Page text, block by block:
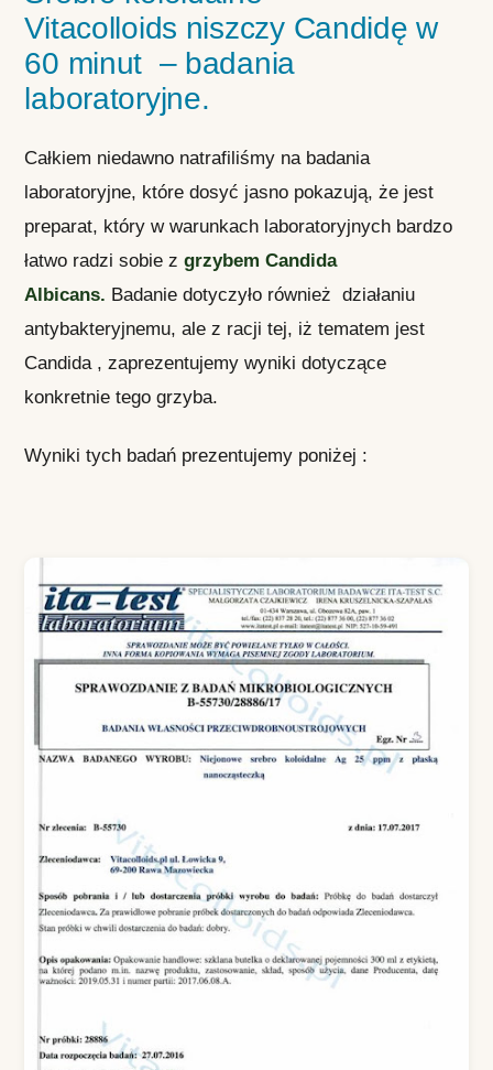
Vitacolloids niszczy Candidę w
60 minut – badania
laboratoryjne.
Całkiem niedawno natrafiliśmy na badania
laboratoryjne, które dosyć jasno pokazują, że jest
preparat, który w warunkach laboratoryjnych bardzo
łatwo radzi sobie zgrzybem Candida
Albicans. Badanie dotyczyło również działaniu
antybakteryjnemu, ale z racji tej, iż tematem jest
Candida , zaprezentujemy wyniki dotyczące
konkretnie tego grzyba.
Wyniki tych badań prezentujemy poniżej :